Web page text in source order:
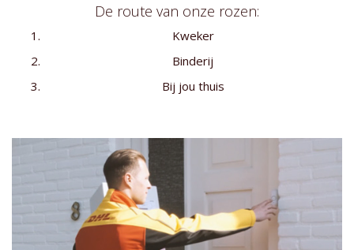
De route van onze rozen:
Kweker
Binderij
Bij jou thuis